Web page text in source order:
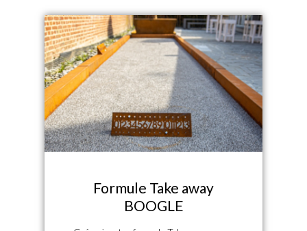
Formule Take away
BOOGLE